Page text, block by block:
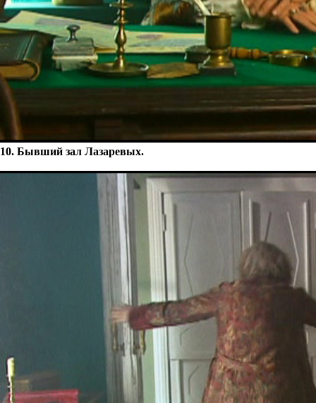
10. Бывший зал Лазаревых.